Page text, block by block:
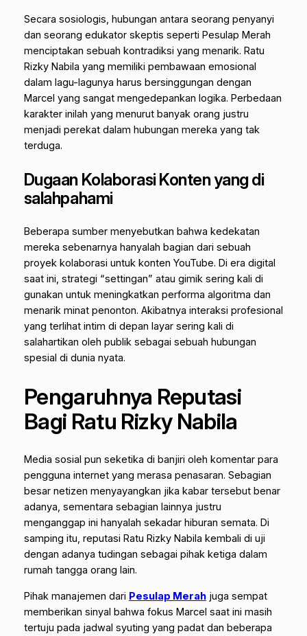
Secara sosiologis, hubungan antara seorang penyanyi
dan seorang edukator skeptis seperti Pesulap Merah
menciptakan sebuah kontradiksi yang menarik. Ratu
Rizky Nabila yang memiliki pembawaan emosional
dalam lagu-lagunya harus bersinggungan dengan
Marcel yang sangat mengedepankan logika. Perbedaan
karakter inilah yang menurut banyak orang justru
menjadi perekat dalam hubungan mereka yang tak
terduga.
Dugaan Kolaborasi Konten yang di
salahpahami
Beberapa sumber menyebutkan bahwa kedekatan
mereka sebenarnya hanyalah bagian dari sebuah
proyek kolaborasi untuk konten YouTube. Di era digital
saat ini, strategi “settingan” atau gimik sering kali di
gunakan untuk meningkatkan performa algoritma dan
menarik minat penonton. Akibatnya interaksi profesional
yang terlihat intim di depan layar sering kali di
salahartikan oleh publik sebagai sebuah hubungan
spesial di dunia nyata.
Pengaruhnya Reputasi
Bagi Ratu Rizky Nabila
Media sosial pun seketika di banjiri oleh komentar para
pengguna internet yang merasa penasaran. Sebagian
besar netizen menyayangkan jika kabar tersebut benar
adanya, sementara sebagian lainnya justru
menganggap ini hanyalah sekadar hiburan semata. Di
samping itu, reputasi Ratu Rizky Nabila kembali di uji
dengan adanya tudingan sebagai pihak ketiga dalam
rumah tangga orang lain.
Pihak manajemen dari Pesulap Merahjuga sempat
memberikan sinyal bahwa fokus Marcel saat ini masih
tertuju pada jadwal syuting yang padat dan beberapa